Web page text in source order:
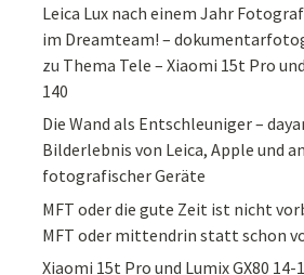
Leica Lux nach einem Jahr
im Dreamteam! –
zu Thema Tele – Xiaomi 15t Pro
140
Die Wand als Entschleuniger –
Bilderlebnis von Leica, Apple und
fotografischer Geräte
MFT oder die gute Zeit ist nicht
MFT oder mittendrin statt schon
Xiaomi 15t Pro und Lumix GX80